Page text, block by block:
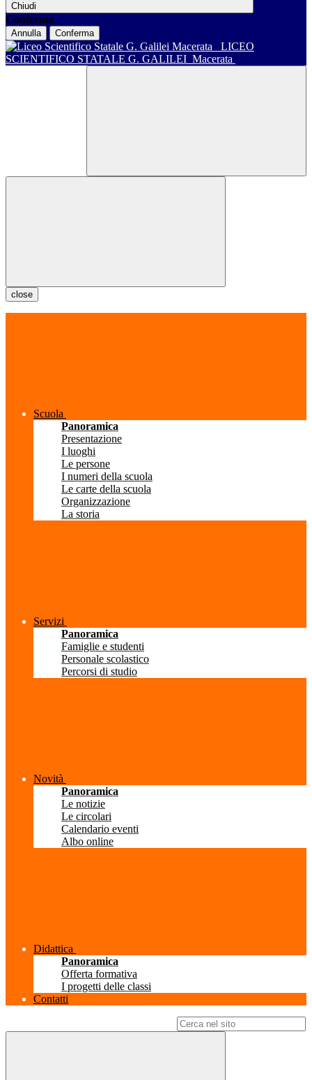
Chiudi
Conferma
Annulla Conferma
LICEO
SCIENTIFICO STATALE G. GALILEI Macerata
close
Scuola
Panoramica
Presentazione
I luoghi
Le persone
I numeri della scuola
Le carte della scuola
Organizzazione
La storia
Servizi
Panoramica
Famiglie e studenti
Personale scolastico
Percorsi di studio
Novità
Panoramica
Le notizie
Le circolari
Calendario eventi
Albo online
Didattica
Panoramica
Offerta formativa
I progetti delle classi
Contatti